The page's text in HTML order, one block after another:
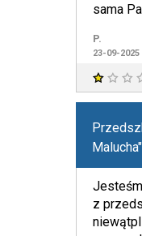
sama
jaki
P.
23-09-2025
Malucha"
z